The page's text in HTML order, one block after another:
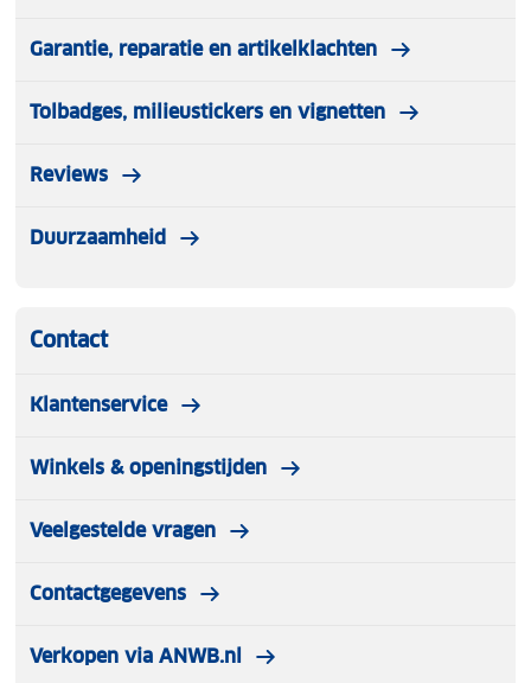
Garantie, reparatie en artikelklachten
Tolbadges, milieustickers en vignetten
Reviews
Duurzaamheid
Contact
Klantenservice
Winkels & openingstijden
Veelgestelde vragen
Contactgegevens
Verkopen via ANWB.nl